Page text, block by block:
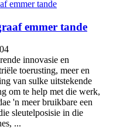
emmer tande
innovasie en
toerusting, meer en
van sulke uitstekende
om te help met die werk,
'n meer bruikbare een
sleutelposisie in die
...